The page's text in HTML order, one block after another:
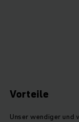
Vorteile
Unser wendiger